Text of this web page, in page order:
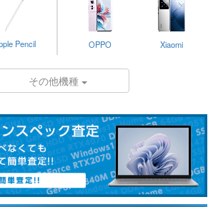
Pencil OPPO Xiaomi
その他機種